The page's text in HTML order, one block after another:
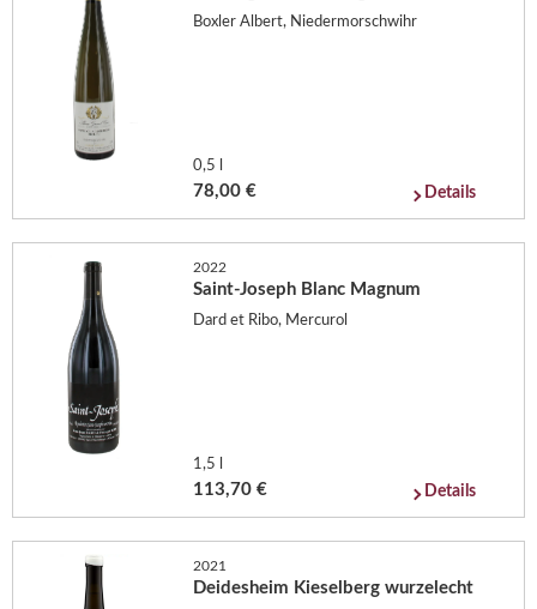
Boxler Albert, Niedermorschwihr
0,5 l
78,00 € Details
2022
Saint-Joseph Blanc Magnum
Dard et Ribo, Mercurol
1,5 l
113,70 € Details
2021
Deidesheim Kieselberg wurzelecht